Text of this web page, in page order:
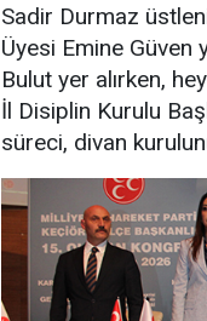
Sadir Durmaz
Üyesi Emine Güven
Bulut yer alırken,
İl Disiplin Kurulu
süreci, divan